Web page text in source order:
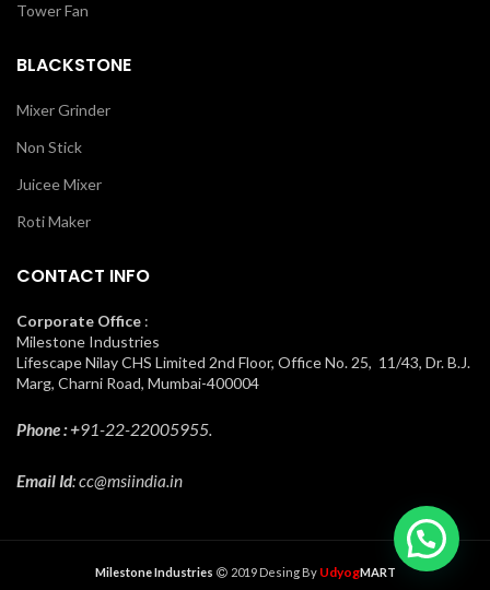
Tower Fan
BLACKSTONE
Mixer Grinder
Non Stick
Juicee Mixer
Roti Maker
CONTACT INFO
Corporate Office :
Milestone Industries
Lifescape Nilay CHS Limited 2nd Floor, Office No. 25, 11/43, Dr. B.J.
Marg, Charni Road, Mumbai-400004
Phone : +91-22-22005955.
Email Id: cc@msiindia.in
Milestone Industries 2019 Desing By UdyogMART